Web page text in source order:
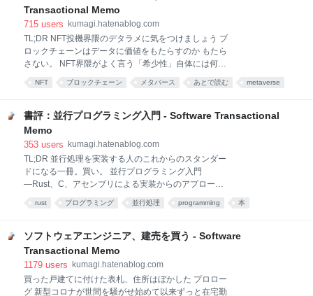
に「NFTにメタバースは不要」というような受け取ら
れ方をしているあたりは少し気になるが、彼が論点に
であるようだ。そのつもりで僕の意見をまとめる。 私
の考えでは「ノーコストでコピーが可能」という議論
の土台にそもそも穴がある。 繰り返すがコピーはやは
りノーコストである。この記事の読者が自身のデバイ
Transactional Memo
715 users
kumagi.hatenablog.com
TL;DR NFT投機界隈のデタラメに気をつけましょう ブ
ロックチェーンはデータに価値をもたらすのか もたら
さない。 NFT界隈がよく言う「希少性」自体には何の
価値もない、部屋の隅に落ちている埃だって厳密には
世界に全く同じ物は存在しないしデジタルデータのよ
でも価値はない。 ブロックチェーンのwalletを作成し
たら既にそのwalletは自分の唯一無二な所有物となる
が作成時点でwallet自体の価値は空である。希少や有
詐欺である。 希少or有限な物にお金を払うモチベーシ
ョンがあるとするならばそれは実需を除くとそういう
信仰があるからに他ならない。伏見稲荷大社に21万円
払えば5号の鳥居が奉納できるがやってる事はそれと
NFT ブロックチェーン メタバース あとで読む metaverse
書評：並行プログラミング入門 - Software Transactional
Memo
353 users
kumagi.hatenablog.com
TL;DR 並行処理を実装する人のこれからのスタンダー
ドになる一冊。買い。 並行プログラミング入門
―Rust、C、アセンブリによる実装からのアプローチ
作者:高野 祐輝 オライリージャパン Amazon 買ったら
思いの外早く届いたのでパラパラと読み始めたら一気
なら The Art of Multiprocessor Programming (通称
TAoMP本) の内容を薄めてRustやアセンブラや計算モ
デルを足したような本だった。 日本語の書籍としては
の違いなどを適切に論じており、TTAS Lock, MCS
rust プログラミング 並行処理 programming 本
ソフトウェアエンジニア、建売を買う - Software
Transactional Memo
1179 users
kumagi.hatenablog.com
買った戸建てに付けた表札、住所はぼかした プロロー
グ 新型コロナが世間を騒がせ始めて以来ずっと在宅勤